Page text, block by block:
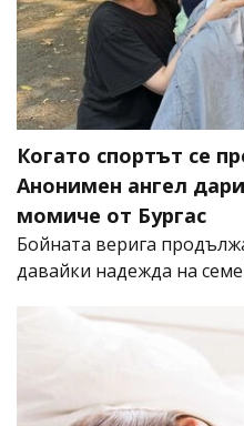
Когато спортът се
Анонимен ангел
момиче от Бургас
Бойната верига
давайки надежда на